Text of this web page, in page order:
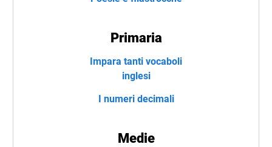
Primaria
Impara tanti vocaboli
inglesi
I numeri decimali
Medie